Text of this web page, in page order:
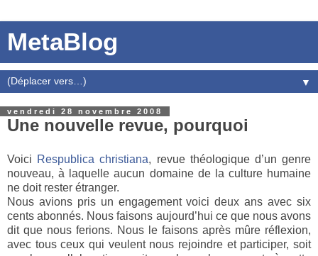
MetaBlog
▼
vendredi 28 novembre 2008
Une nouvelle revue, pourquoi
Voici Respublica christiana, revue théologique d’un genre
nouveau, à laquelle aucun domaine de la culture humaine
ne doit rester étranger.
Nous avions pris un engagement voici deux ans avec six
cents abonnés. Nous faisons aujourd’hui ce que nous avons
dit que nous ferions. Nous le faisons après mûre réflexion,
avec tous ceux qui veulent nous rejoindre et participer, soit